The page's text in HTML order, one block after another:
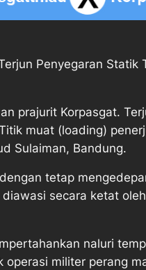
Penyegaran
prajurit Korpasgat.
muat (loading)
Sulaiman, Bandung.
tetap
secara ketat
naluri
militer perang